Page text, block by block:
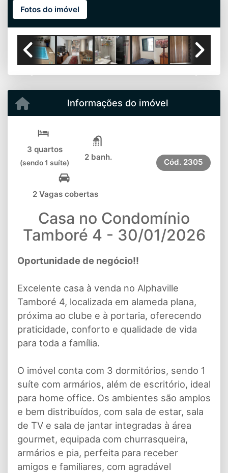
Fotos do imóvel
Informações do imóvel
3 quartos
(sendo 1 suíte)
2 banh.
2 Vagas cobertas
Cód. 2305
Casa no Condomínio
Tamboré 4 - 30/01/2026
Oportunidade de negócio!!
Excelente casa à venda no Alphaville
Tamboré 4, localizada em alameda plana,
próxima ao clube e à portaria, oferecendo
praticidade, conforto e qualidade de vida
para toda a família.
O imóvel conta com 3 dormitórios, sendo 1
suíte com armários, além de escritório, ideal
para home office. Os ambientes são amplos
e bem distribuídos, com sala de estar, sala
de TV e sala de jantar integradas à área
gourmet, equipada com churrasqueira,
armários e pia, perfeita para receber
amigos e familiares, com agradável